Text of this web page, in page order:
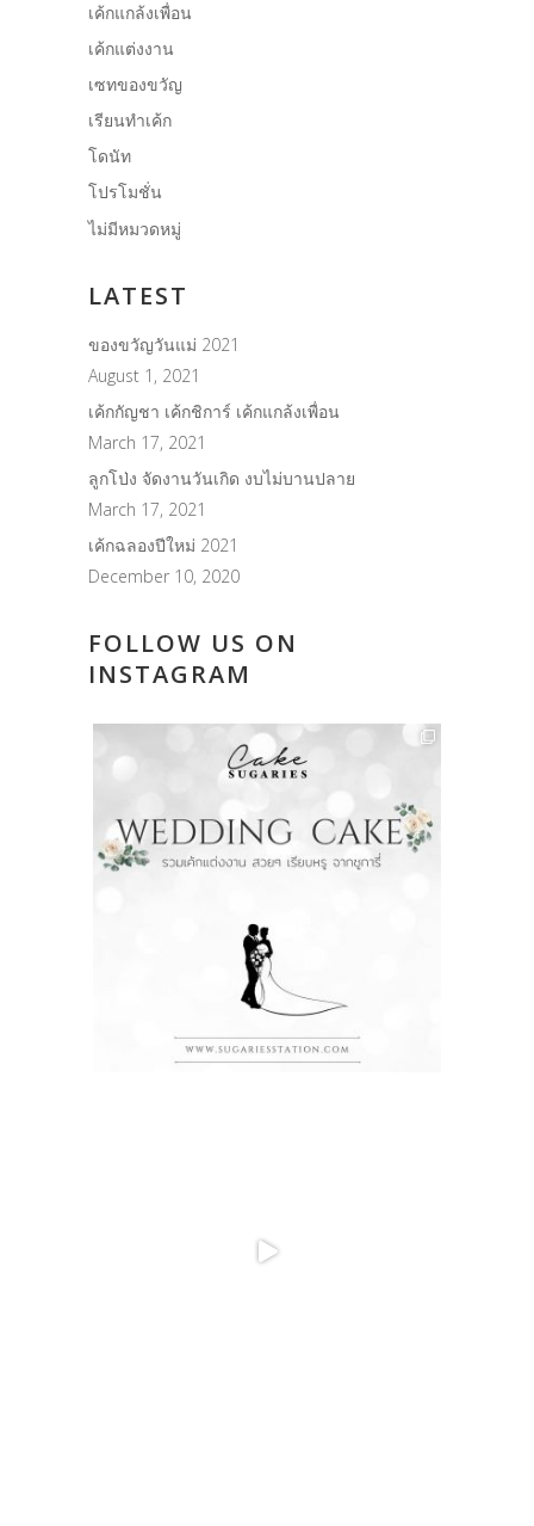
เค้กแกล้งเพื่อน
เค้กแต่งงาน
เซทของขวัญ
เรียนทำเค้ก
โดนัท
โปรโมชั่น
ไม่มีหมวดหมู่
LATEST
ของขวัญวันแม่ 2021
August 1, 2021
เค้กกัญชา เค้กชิการ์ เค้กแกล้งเพื่อน
March 17, 2021
ลูกโป่ง จัดงานวันเกิด งบไม่บานปลาย
March 17, 2021
เค้กฉลองปีใหม่ 2021
December 10, 2020
FOLLOW US ON
INSTAGRAM